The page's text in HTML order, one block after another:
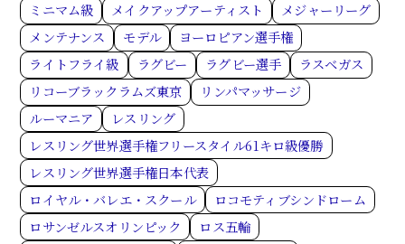
ミニマム級
メイクアップアーティスト
メジャーリーグ
メンテナンス
モデル
ヨーロピアン選手権
ライトフライ級
ラグビー ラグビー選手
ラスベガス
リコーブラックラムズ東京
リンパマッサージ
ルーマニア
レスリング
レスリング世界選手権フリースタイル61キロ級優勝
レスリング世界選手権日本代表
ロイヤル・バレエ・スクール
ロコモティブシンドローム
ロサンゼルスオリンピック
ロス五輪